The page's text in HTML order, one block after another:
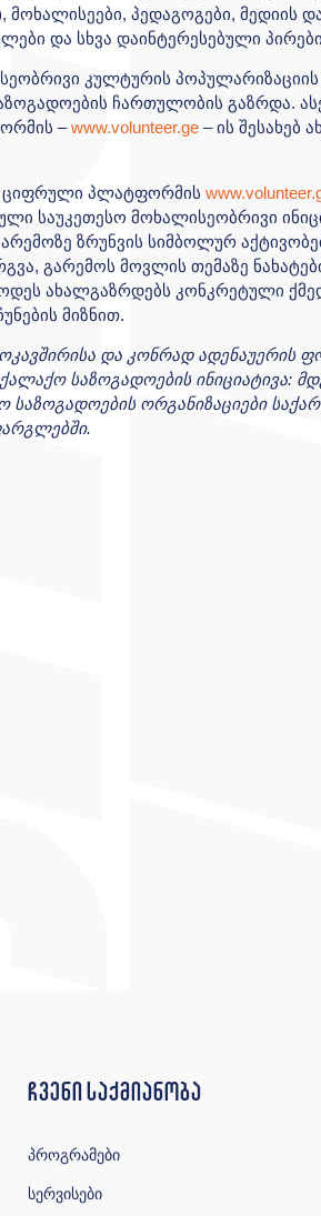
პედაგოგები, მედიის
და სხვა დაინტერესებული
კულტურის
ჩართულობის გაზრდა.
–www.volunteer.ge – ის შესახებ
ციფრული პლატფორმის
საუკეთესო მოხალისეობრივი
ზრუნვის სიმბოლურ
გარემოს მოვლის თემაზე
ახალგაზრდებს კონკრეტული
მიზნით.
და კონრად ადენაუერის
საზოგადოების ინიციატივა:
ორგანიზაციები
ჩვენი საქმიანობა
პროგრამები
სერვისები